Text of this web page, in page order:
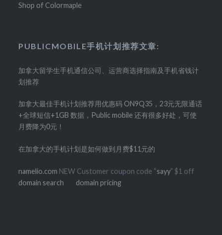
Shop of Colormaple
PUBLICMOBILE手机计划推荐文章:
加拿大留学生手机通信公司、运营商选择指南及手机省钱计
划推荐
加拿大最佳手机计划推荐用优惠码 ON9Q35，23元无限通话
+全球短信+1GB 数据，Public mobile 还有很多好处，可使
月费降为0元！
在加拿大的手机计划是如何做到月费$11元的
namelio.com NEW Customer coupon code “sayy” $1 off
domain search
domain pricing